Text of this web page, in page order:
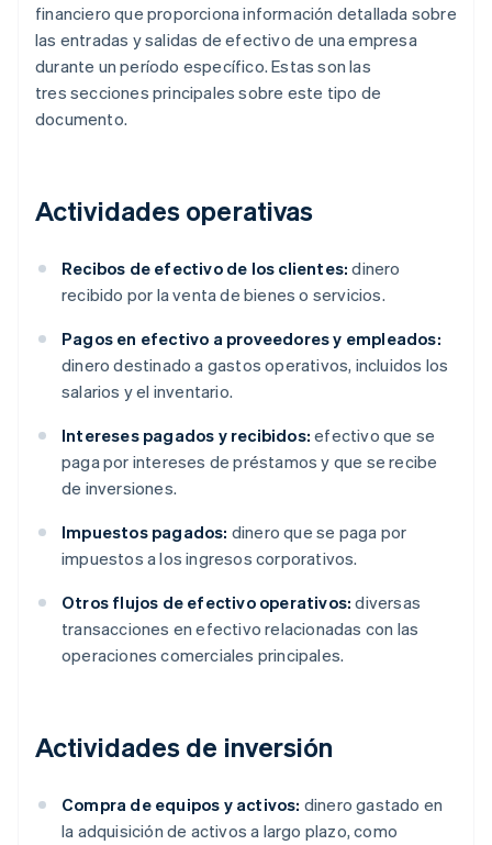
financiero que proporciona información detallada sobre
las entradas y salidas de efectivo de una empresa
durante un período específico. Estas son las
tres secciones principales sobre este tipo de
documento.
Actividades operativas
Recibos de efectivo de los clientes: dinero
recibido por la venta de bienes o servicios.
Pagos en efectivo a proveedores y empleados:
dinero destinado a gastos operativos, incluidos los
salarios y el inventario.
Intereses pagados y recibidos: efectivo que se
paga por intereses de préstamos y que se recibe
de inversiones.
Impuestos pagados: dinero que se paga por
impuestos a los ingresos corporativos.
Otros flujos de efectivo operativos: diversas
transacciones en efectivo relacionadas con las
operaciones comerciales principales.
Actividades de inversión
Compra de equipos y activos: dinero gastado en
la adquisición de activos a largo plazo, como